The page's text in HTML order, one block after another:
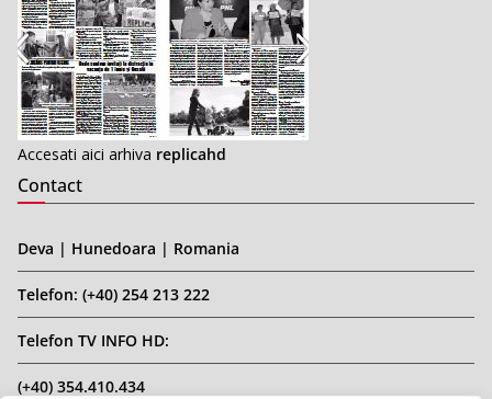
Accesati aici arhiva replicahd
Contact
Deva | Hunedoara | Romania
Telefon: (+40) 254 213 222
Telefon TV INFO HD:
(+40) 354.410.434